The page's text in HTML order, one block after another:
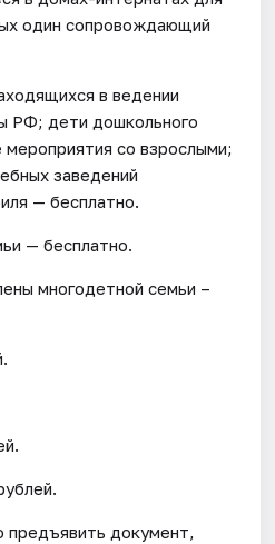
один сопровождающий
в ведении
РФ; дети дошкольного
со взрослыми;
заведений
— бесплатно.
— бесплатно.
многодетной семьи –
предъявить документ,